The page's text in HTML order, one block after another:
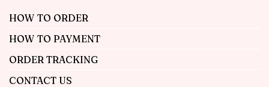
HOW TO ORDER
HOW TO PAYMENT
ORDER TRACKING
CONTACT US